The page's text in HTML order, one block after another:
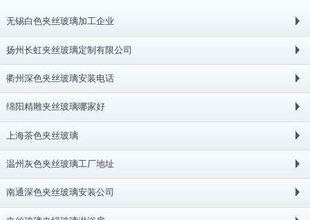
无锡白色夹丝玻璃加工企业
扬州长虹夹丝玻璃定制有限公司
衢州深色夹丝玻璃安装电话
绵阳精雕夹丝玻璃哪家好
上海茶色夹丝玻璃
温州灰色夹丝玻璃工厂地址
南通深色夹丝玻璃安装公司